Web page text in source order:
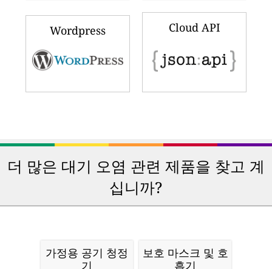
Google Chrome Firefox
Wordpress Cloud API